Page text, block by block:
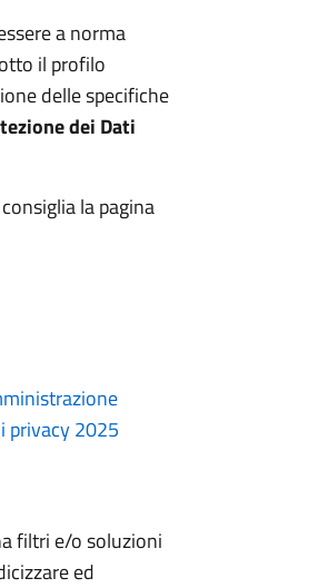
a norma
il profilo
delle specifiche
dei Dati
la pagina
privacy 2025
filtri e/o soluzioni
ed